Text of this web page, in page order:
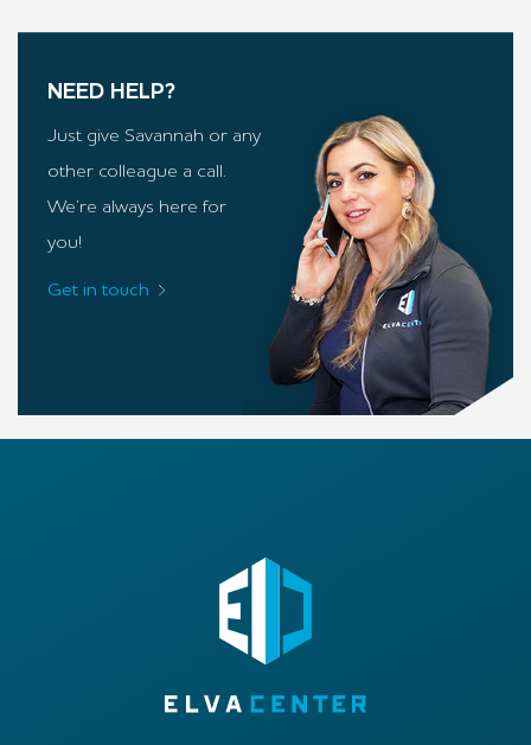
NEED HELP?
Just give Savannah or any
other colleague a call.
We’re always here for
you!
Get in touch